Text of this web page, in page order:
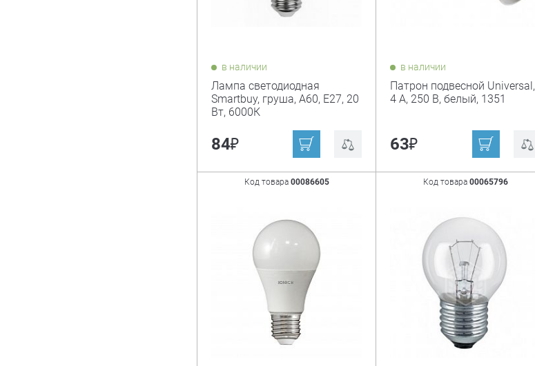
в наличии
Лампа светодиодная
Smartbuy, груша, А60, Е27, 20
Вт, 6000К
84₽
в наличии
Патрон подвесной Universal,
4 А, 250 В, белый, 1351
63₽
Код товара 00086605 Код товара00065796